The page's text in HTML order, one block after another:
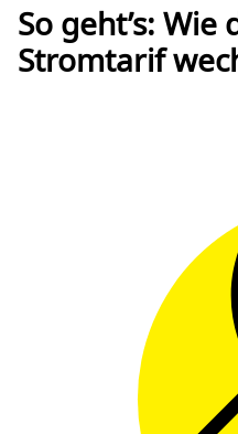
So geht’s: Wie
Stromtarif